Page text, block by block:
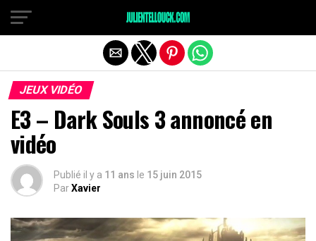
JEUX VIDÉO
E3 – Dark Souls 3 annoncé en
vidéo
Publié il y a 11 ans le 15 juin 2015
ParXavier